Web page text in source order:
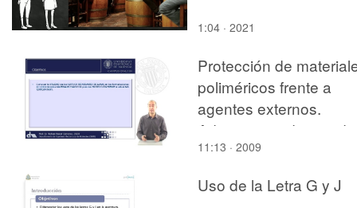
1:04 · 2021
Protección de
poliméricos frente a
agentes externos.
Aditivos retardantes de
llama
11:13 · 2009
Uso de la Letra G y J